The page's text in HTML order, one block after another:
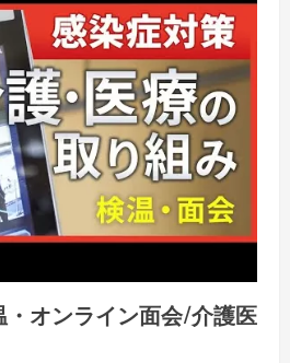
・オンライン面会/介護医